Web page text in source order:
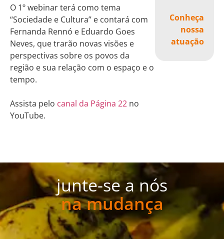
Conheça
nossa
atuação
O 1º webinar terá como tema
“Sociedade e Cultura” e contará com
Fernanda Rennó e Eduardo Goes
Neves, que trarão novas visões e
perspectivas sobre os povos da
região e sua relação com o espaço e o
tempo.
Assista pelo canal da Página 22 no
YouTube.
junte-se a nós
na mudança